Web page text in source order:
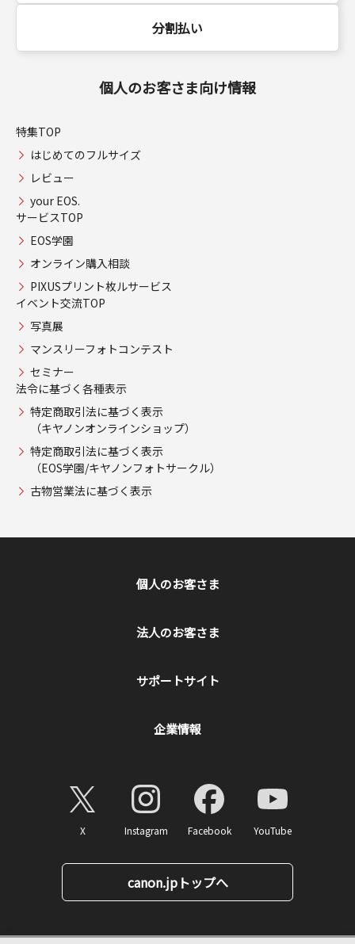
分割払い
個人のお客さま向け情報
特集TOP
はじめてのフルサイズ
レビュー
your EOS.
サービスTOP
EOS学園
オンライン購入相談
PIXUSプリント枚ルサービス
イベント交流TOP
写真展
マンスリーフォトコンテスト
セミナー
法令に基づく各種表示
特定商取引法に基づく表示
（キヤノンオンラインショップ）
特定商取引法に基づく表示
（EOS学園/キヤノンフォトサークル）
古物営業法に基づく表示
個人のお客さま
法人のお客さま
サポートサイト
企業情報
X Instagram Facebook YouTube
canon.jpトップへ